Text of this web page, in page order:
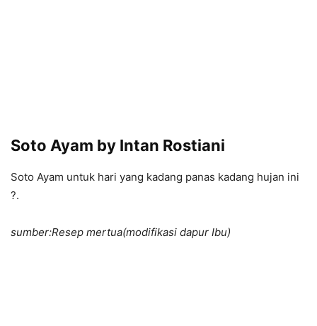
Soto Ayam by Intan Rostiani
Soto Ayam untuk hari yang kadang panas kadang hujan ini
?.
sumber:Resep mertua(modifikasi dapur Ibu)